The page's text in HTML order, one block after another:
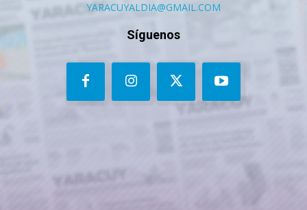
YARACUYALDIA@GMAIL.COM
Síguenos